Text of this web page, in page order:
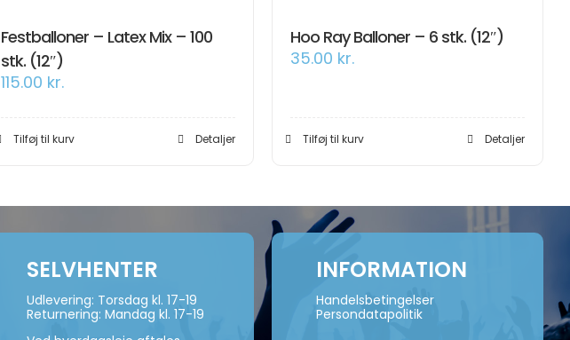
Festballoner – Latex Mix – 100
stk. (12″)
115.00 kr.
Tilføj til kurv Detaljer
Hoo Ray Balloner – 6 stk. (12″)
35.00 kr.
Tilføj til kurv Detaljer
SELVHENTER
Udlevering: Torsdag kl. 17-19
Returnering: Mandag kl. 17-19
INFORMATION
Handelsbetingelser
Persondatapolitik